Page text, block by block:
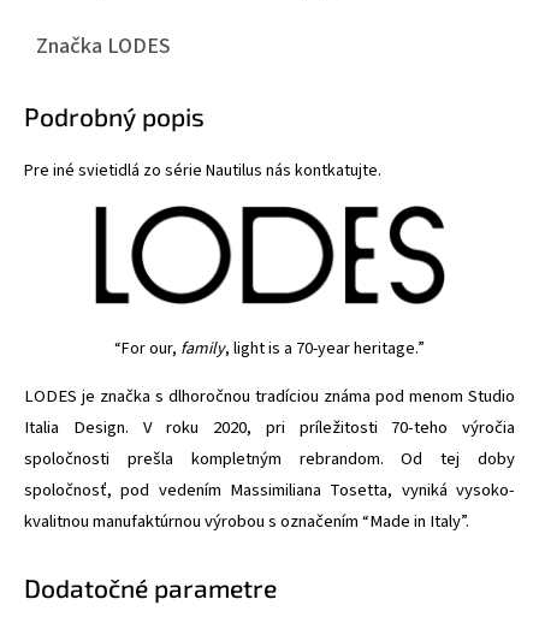
Značka LODES
Podrobný popis
Pre iné svietidlá zo série Nautilus nás kontkatujte.
“For our, family, light is a 70-year heritage.”
LODES je značka s dlhoročnou tradíciou známa pod menom Studio
Italia Design. V roku 2020, pri príležitosti 70-teho výročia
spoločnosti prešla kompletným rebrandom. Od tej doby
spoločnosť, pod vedením Massimiliana Tosetta, vyniká vysoko-
kvalitnou manufaktúrnou výrobou s označením “Made in Italy”.
Dodatočné parametre